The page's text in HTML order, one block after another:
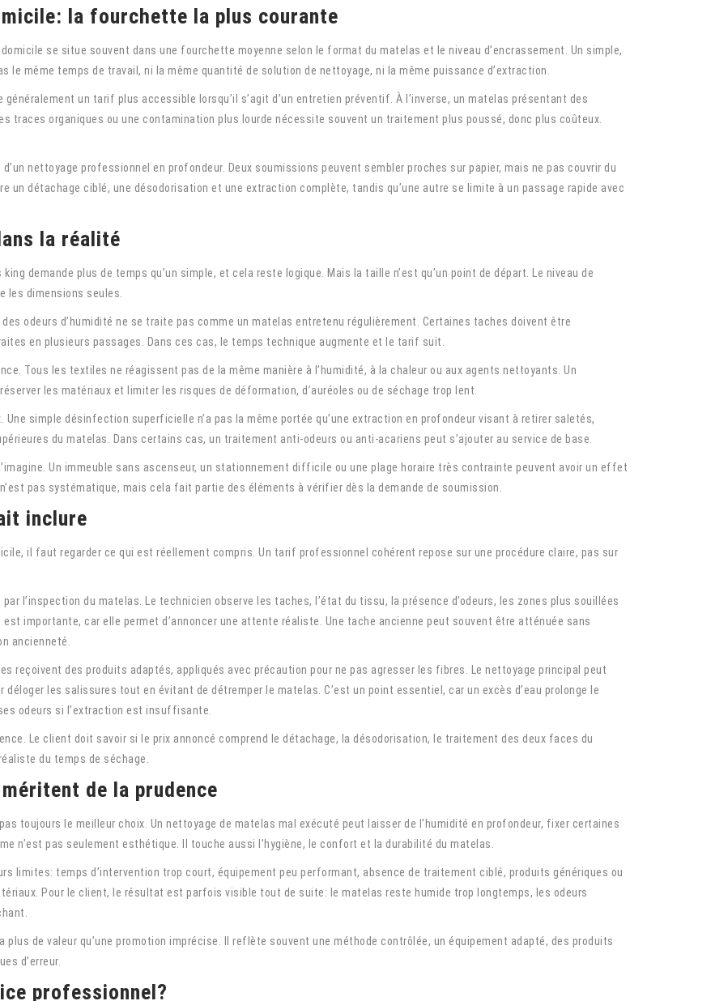
la fourchette la plus courante
se situe souvent dans une fourchette moyenne selon le format du matelas et le niveau d’encrassement. Un simple,
le même temps de travail, ni la même quantité de solution de nettoyage, ni la même puissance d’extraction.
un tarif plus accessible lorsqu’il s’agit d’un entretien préventif. À l’inverse, un matelas présentant des
traces organiques ou une contamination plus lourde nécessite souvent un traitement plus poussé, donc plus coûteux.
nettoyage professionnel en profondeur. Deux soumissions peuvent sembler proches sur papier, mais ne pas couvrir du
un détachage ciblé, une désodorisation et une extraction complète, tandis qu’une autre se limite à un passage rapide avec
la réalité
demande plus de temps qu’un simple, et cela reste logique. Mais la taille n’est qu’un point de départ. Le niveau de
les dimensions seules.
odeurs d’humidité ne se traite pas comme un matelas entretenu régulièrement. Certaines taches doivent être
en plusieurs passages. Dans ces cas, le temps technique augmente et le tarif suit.
Tous les textiles ne réagissent pas de la même manière à l’humidité, à la chaleur ou aux agents nettoyants. Un
les matériaux et limiter les risques de déformation, d’auréoles ou de séchage trop lent.
simple désinfection superficielle n’a pas la même portée qu’une extraction en profondeur visant à retirer saletés,
du matelas. Dans certains cas, un traitement anti-odeurs ou anti-acariens peut s’ajouter au service de base.
Un immeuble sans ascenseur, un stationnement difficile ou une plage horaire très contrainte peuvent avoir un effet
pas systématique, mais cela fait partie des éléments à vérifier dès la demande de soumission.
inclure
il faut regarder ce qui est réellement compris. Un tarif professionnel cohérent repose sur une procédure claire, pas sur
l’inspection du matelas. Le technicien observe les taches, l’état du tissu, la présence d’odeurs, les zones plus souillées
importante, car elle permet d’annoncer une attente réaliste. Une tache ancienne peut souvent être atténuée sans
ancienneté.
reçoivent des produits adaptés, appliqués avec précaution pour ne pas agresser les fibres. Le nettoyage principal peut
les salissures tout en évitant de détremper le matelas. C’est un point essentiel, car un excès d’eau prolonge le
odeurs si l’extraction est insuffisante.
Le client doit savoir si le prix annoncé comprend le détachage, la désodorisation, le traitement des deux faces du
du temps de séchage.
de la prudence
toujours le meilleur choix. Un nettoyage de matelas mal exécuté peut laisser de l’humidité en profondeur, fixer certaines
n’est pas seulement esthétique. Il touche aussi l’hygiène, le confort et la durabilité du matelas.
limites: temps d’intervention trop court, équipement peu performant, absence de traitement ciblé, produits génériques ou
Pour le client, le résultat est parfois visible tout de suite: le matelas reste humide trop longtemps, les odeurs
plus de valeur qu’une promotion imprécise. Il reflète souvent une méthode contrôlée, un équipement adapté, des produits
d’erreur.
professionnel?